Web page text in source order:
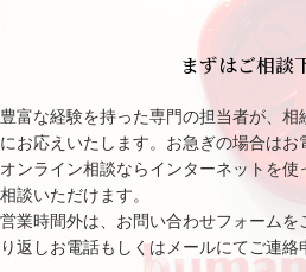
まずはご相談
豊富な経験を持った専門の担当者が、
にお応えいたします。お急ぎの場合はお
オンライン相談ならインターネットを
相談いただけます。
営業時間外は、お問い合わせフォーム
り返しお電話もしくはメールにてご連絡